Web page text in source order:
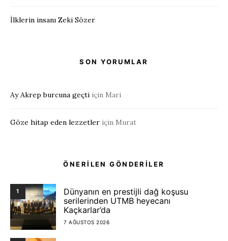
İlklerin insanı Zeki Sözer
SON YORUMLAR
Ay Akrep burcuna geçti için Mari
Göze hitap eden lezzetler için Murat
ÖNERİLEN GÖNDERİLER
1
Dünyanın en prestijli dağ koşusu
serilerinden UTMB heyecanı
Kaçkarlar’da
7 AĞUSTOS 2026